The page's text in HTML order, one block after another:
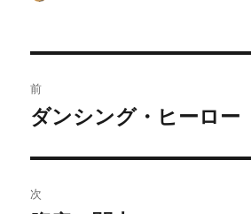
稿
ビ
前
前
投
稿:
ダンシング・ヒーロー
次